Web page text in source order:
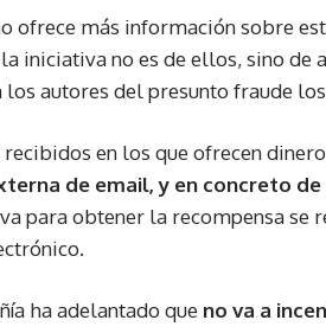
ofrece más información sobre
iniciativa no es de ellos, sino de
los autores del presunto fraude
en los que ofrecen
de email, y en concreto
para obtener la recompensa se
ha adelantado que no va a